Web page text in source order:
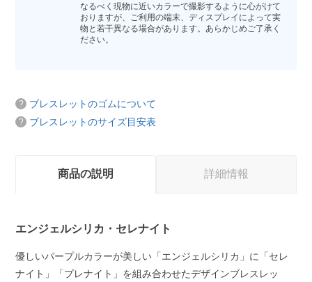
なるべく現物に近いカラーで撮影するように心がけて
おりますが、ご利用の端末、ディスプレイによって実
物と若干異なる場合があります。あらかじめご了承く
ださい。
ブレスレットのゴムについて
ブレスレットのサイズ目安表
商品の説明 詳細情報
エンジェルシリカ・セレナイト
優しいパープルカラーが美しい「エンジェルシリカ」に「セレ
ナイト」「プレナイト」を組み合わせたデザインブレスレッ